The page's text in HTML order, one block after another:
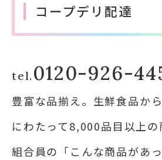
コープデリ配達
tel.0120-926-
豊富な品揃え。生鮮食品か
にわたって8,000品目以上
組合員の「こんな商品があ